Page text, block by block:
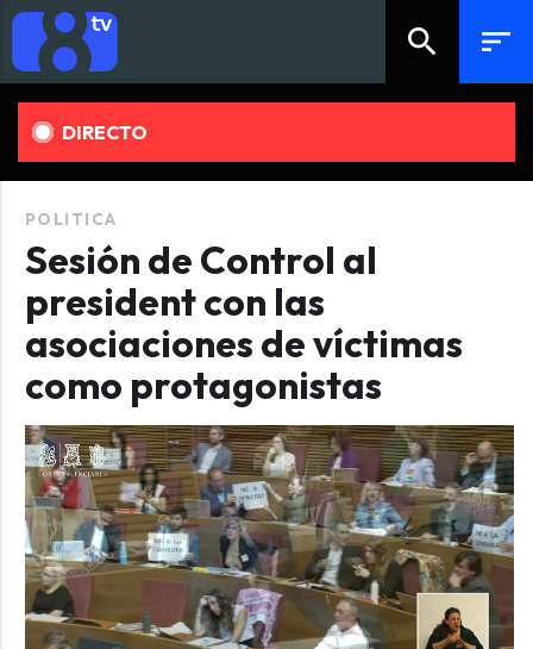
search sort
DIRECTO
POLITICA
Sesión de Control al
president con las
asociaciones de víctimas
como protagonistas